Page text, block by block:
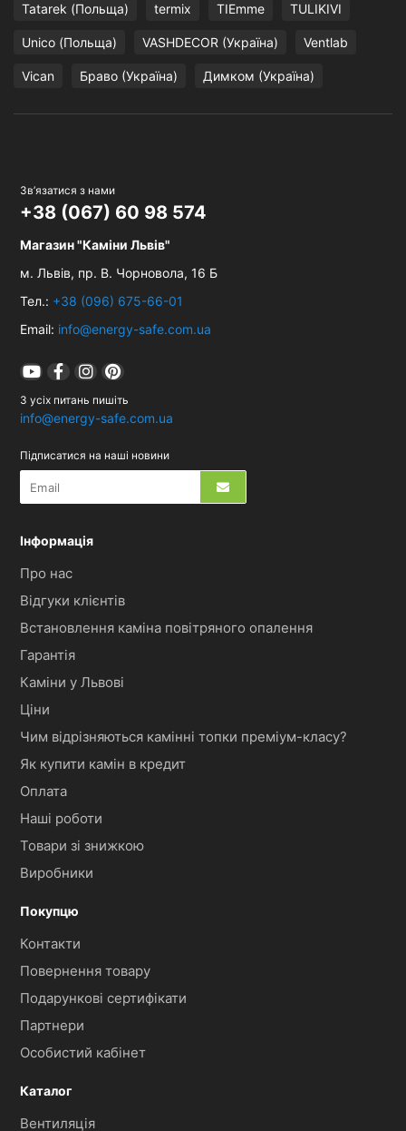
Tatarek (Польща) termix TIEmme TULIKIVI
Unico (Польща) VASHDECOR (Україна) Ventlab
Vican Браво (Україна) Димком (Україна)
Зв’язатися з нами
+38 (067) 60 98 574
Магазин "Каміни Львів"
м. Львів, пр. В. Чорновола, 16 Б
Тел.: +38 (096) 675-66-01
Email: info@energy-safe.com.ua
З усіх питань пишіть
info@energy-safe.com.ua
Підписатися на наші новини
Інформація
Про нас
Відгуки клієнтів
Встановлення каміна повітряного опалення
Гарантія
Каміни у Львові
Ціни
Чим відрізняються камінні топки преміум-класу?
Як купити камін в кредит
Оплата
Наші роботи
Товари зі знижкою
Виробники
Покупцю
Контакти
Повернення товару
Подарункові сертифікати
Партнери
Особистий кабінет
Каталог
Вентиляція